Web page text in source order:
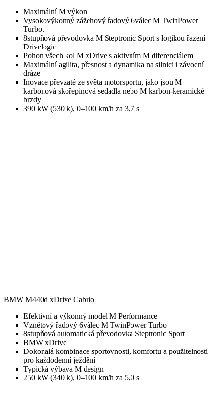
Maximální M výkon
Vysokovýkonný zážehový řadový 6válec M TwinPower
Turbo.
8stupňová převodovka M Steptronic Sport s logikou řazení
Drivelogic
Pohon všech kol M xDrive s aktivním M diferenciálem
Maximální agilita, přesnost a dynamika na silnici i závodní
dráze
Inovace převzaté ze světa motorsportu, jako jsou M
karbonová skořepinová sedadla nebo M karbon-keramické
brzdy
390 kW (530 k), 0–100 km/h za 3,7 s
BMW M440d xDrive Cabrio
Efektivní a výkonný model M Performance
Vznětový řadový 6válec M TwinPower Turbo
8stupňová automatická převodovka Steptronic Sport
BMW xDrive
Dokonalá kombinace sportovnosti, komfortu a použitelnosti
pro každodenní ježdění
Typická výbava M design
250 kW (340 k), 0–100 km/h za 5,0 s